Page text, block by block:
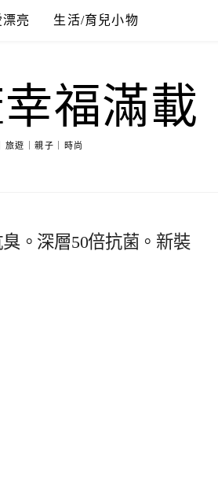
亮 生活/育兒小物
福滿載
旅遊｜親子｜時尚
。深層50倍抗菌。新裝